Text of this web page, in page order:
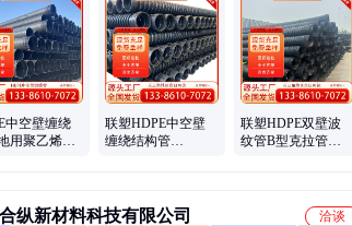
中空壁缠绕
用聚乙烯结
联塑HDPE中空壁
缠绕结构管
联塑HDPE双壁波
纹管B型克拉管中
纵新材料科技有限公司
洽谈